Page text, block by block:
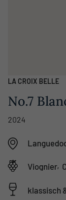
LA CROIX BELLE
No.7
2024
Viognier,
klassisch